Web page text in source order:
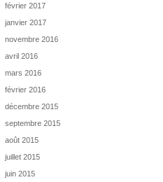
février 2017
janvier 2017
novembre 2016
avril 2016
mars 2016
février 2016
décembre 2015
septembre 2015
août 2015
juillet 2015
juin 2015